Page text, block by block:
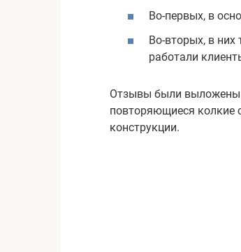
Во-первых, в
Во-вторых, в них
работали
Отзывы были выложены
повторяющиеся колкие
конструкции.